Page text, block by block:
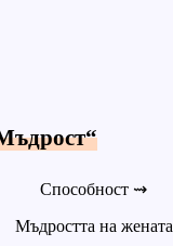
Способност ⇝
Мъдростта на жената